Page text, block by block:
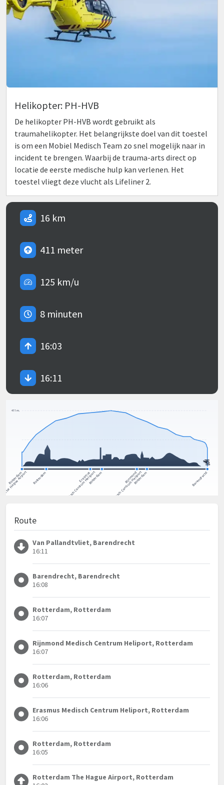
Helikopter: PH-HVB
De helikopter PH-HVB wordt gebruikt als
traumahelikopter. Het belangrijkste doel van dit toestel
is om een Mobiel Medisch Team zo snel mogelijk naar in
incident te brengen. Waarbij de trauma-arts direct op
locatie de eerste medische hulp kan verlenen. Het
toestel vliegt deze vlucht als Lifeliner 2.
16 km
411 meter
125 km/u
8 minuten
16:03
16:11
Route
Van Pallandtvliet, Barendrecht
16:11
Barendrecht, Barendrecht
16:08
Rotterdam, Rotterdam
16:07
Rijnmond Medisch Centrum Heliport, Rotterdam
16:07
Rotterdam, Rotterdam
16:06
Erasmus Medisch Centrum Heliport, Rotterdam
16:06
Rotterdam, Rotterdam
16:05
Rotterdam The Hague Airport, Rotterdam